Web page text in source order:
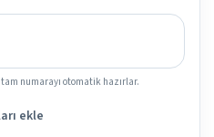
numarayı otomatik hazırlar.
ekle